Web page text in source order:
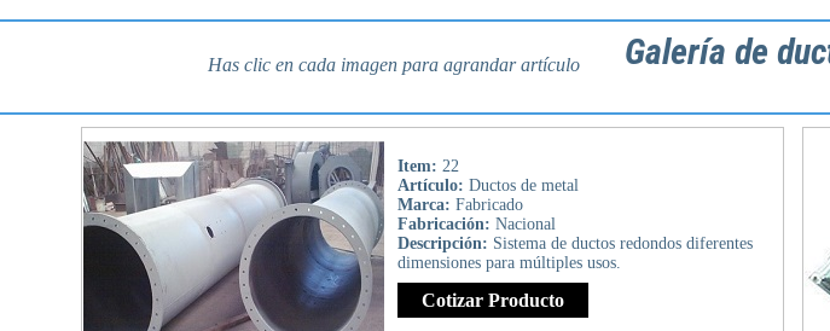
Galería de
Has clic en cada imagen para agrandar artículo
Item:22
Artículo:Ductos de metal
Marca:Fabricado
Fabricación:Nacional
Descripción: Sistema de ductos redondos diferentes
dimensiones para múltiples usos.
Cotizar Producto